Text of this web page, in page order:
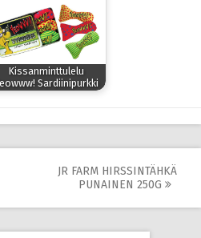
Kissanminttulelu
Sardiinipurkki
JR FARM HIRSSINTÄHKÄ
PUNAINEN 250G